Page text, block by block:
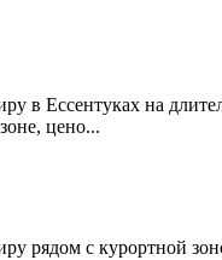
в Ессентуках на
цено...
рядом с курортной